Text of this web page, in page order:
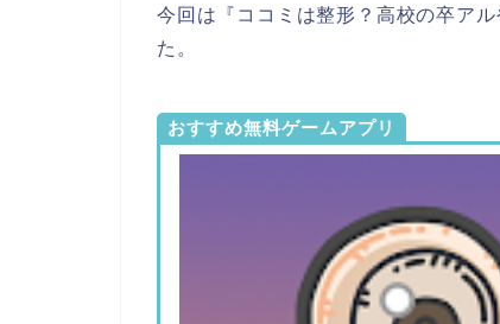
今回は『ココミは整形？高校の卒ア
た。
おすすめ無料ゲームアプリ